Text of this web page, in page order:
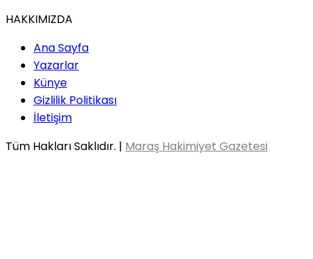
HAKKIMIZDA
Ana Sayfa
Yazarlar
Künye
Gizlilik Politikası
İletişim
Tüm Hakları Saklıdır. | Maraş Hakimiyet Gazetesi